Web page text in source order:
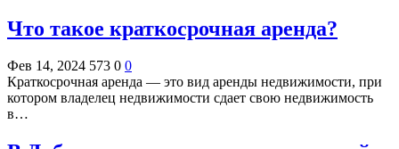
Что такое краткосрочная аренда?
Фев 14, 2024 573 0 0
Краткосрочная аренда — это вид аренды недвижимости, при
котором владелец недвижимости сдает свою недвижимость
в…